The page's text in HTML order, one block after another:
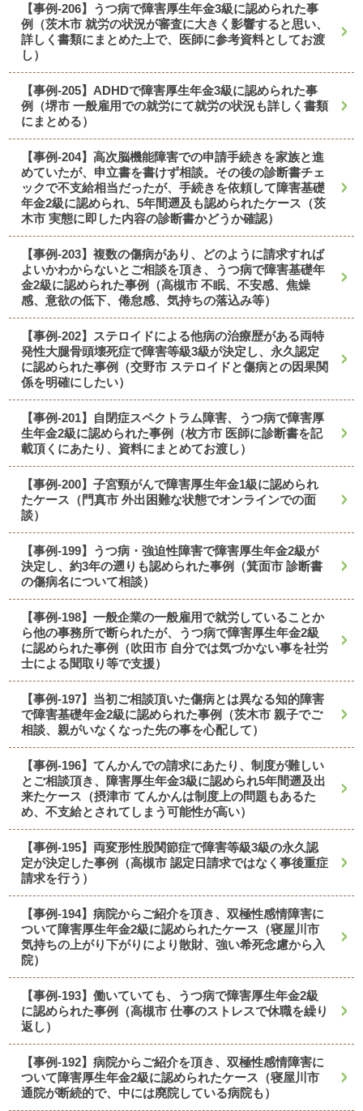
【事例-206】うつ病で障害厚生年金3級に認められた事
例（茨木市 就労の状況が審査に大きく影響すると思い、
詳しく書類にまとめた上で、医師に参考資料としてお渡
し）
【事例-205】ADHDで障害厚生年金3級に認められた事
例（堺市 一般雇用での就労にて就労の状況も詳しく書類
にまとめる）
【事例-204】高次脳機能障害での申請手続きを家族と進
めていたが、申立書を書けず相談。その後の診断書チェ
ックで不支給相当だったが、手続きを依頼して障害基礎
年金2級に認められ、5年間遡及も認められたケース（茨
木市 実態に即した内容の診断書かどうか確認）
【事例-203】複数の傷病があり、どのように請求すれば
よいかわからないとご相談を頂き、うつ病で障害基礎年
金2級に認められた事例（高槻市 不眠、不安感、焦燥
感、意欲の低下、倦怠感、気持ちの落込み等）
【事例-202】ステロイドによる他病の治療歴がある両特
発性大腿骨頭壊死症で障害等級3級が決定し、永久認定
に認められた事例（交野市 ステロイドと傷病との因果関
係を明確にしたい）
【事例-201】自閉症スペクトラム障害、うつ病で障害厚
生年金2級に認められた事例（枚方市 医師に診断書を記
載頂くにあたり、資料にまとめてお渡し）
【事例-200】子宮頸がんで障害厚生年金1級に認められ
たケース（門真市 外出困難な状態でオンラインでの面
談）
【事例-199】うつ病・強迫性障害で障害厚生年金2級が
決定し、約3年の遡りも認められた事例（箕面市 診断書
の傷病名について相談）
【事例-198】一般企業の一般雇用で就労していることか
ら他の事務所で断られたが、うつ病で障害厚生年金2級
に認められた事例（吹田市 自分では気づかない事を社労
士による聞取り等で支援）
【事例-197】当初ご相談頂いた傷病とは異なる知的障害
で障害基礎年金2級に認められた事例（茨木市 親子でご
相談、親がいなくなった先の事を心配して）
【事例-196】てんかんでの請求にあたり、制度が難しい
とご相談頂き、障害厚生年金3級に認められ5年間遡及出
来たケース（摂津市 てんかんは制度上の問題もあるた
め、不支給とされてしまう可能性が高い）
【事例-195】両変形性股関節症で障害等級3級の永久認
定が決定した事例（高槻市 認定日請求ではなく事後重症
請求を行う）
【事例-194】病院からご紹介を頂き、双極性感情障害に
ついて障害厚生年金2級に認められたケース（寝屋川市
気持ちの上がり下がりにより散財、強い希死念慮から入
院）
【事例-193】働いていても、うつ病で障害厚生年金2級
に認められた事例（高槻市 仕事のストレスで休職を繰り
返し）
【事例-192】病院からご紹介を頂き、双極性感情障害に
ついて障害厚生年金2級に認められたケース（寝屋川市
通院が断続的で、中には廃院している病院も）